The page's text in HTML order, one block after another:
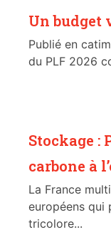
Un budget
Publié en
du PLF 2026
Stockage :
carbone à
La France
européens qui
tricolore...